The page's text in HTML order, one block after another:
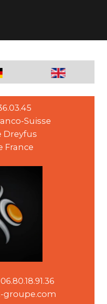
Suisse
Dreyfus
France
06.80.18.91.36
groupe.com